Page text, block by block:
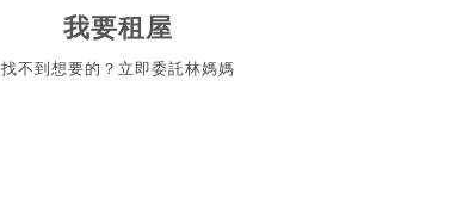
我要租屋
找不到想要的？立即委託林媽媽